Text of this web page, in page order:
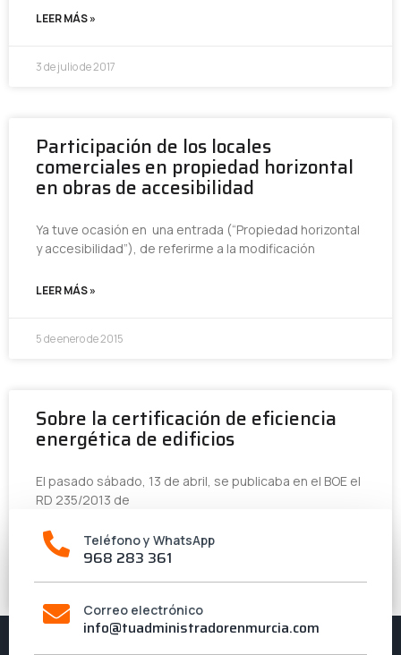
LEER MÁS »
3 de julio de 2017
Participación de los locales
comerciales en propiedad horizontal
en obras de accesibilidad
Ya tuve ocasión en una entrada (“Propiedad horizontal
y accesibilidad”), de referirme a la modificación
LEER MÁS »
5 de enero de 2015
Sobre la certificación de eficiencia
energética de edificios
El pasado sábado, 13 de abril, se publicaba en el BOE el
RD 235/2013 de
LEER MÁS »Teléfono y WhatsApp
968 283 361
Correo electrónico
info@tuadministradorenmurcia.com